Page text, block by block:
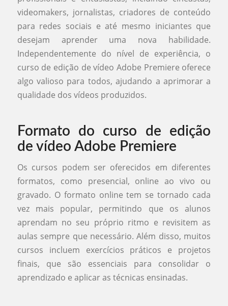
videomakers, jornalistas, criadores de conteúdo
para redes sociais e até mesmo iniciantes que
desejam aprender uma nova habilidade.
Independentemente do nível de experiência, o
curso de edição de vídeo Adobe Premiere oferece
algo valioso para todos, ajudando a aprimorar a
qualidade dos vídeos produzidos.
Formato do curso de edição
de vídeo Adobe Premiere
Os cursos podem ser oferecidos em diferentes
formatos, como presencial, online ao vivo ou
gravado. O formato online tem se tornado cada
vez mais popular, permitindo que os alunos
aprendam no seu próprio ritmo e revisitem as
aulas sempre que necessário. Além disso, muitos
cursos incluem exercícios práticos e projetos
finais, que são essenciais para consolidar o
aprendizado e aplicar as técnicas ensinadas.